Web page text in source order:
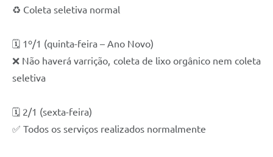
♻️ Coleta seletiva normal
🗓️ 1º/1 (quinta-feira – Ano Novo)
❌ Não haverá varrição, coleta de lixo orgânico nem coleta
seletiva
🗓️ 2/1 (sexta-feira)
✅ Todos os serviços realizados normalmente